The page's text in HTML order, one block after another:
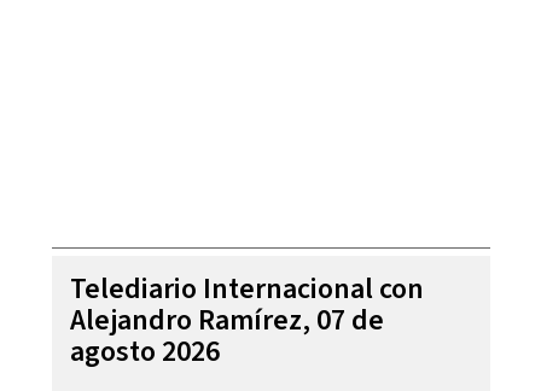
Telediario Internacional con
Alejandro Ramírez, 07 de
agosto 2026